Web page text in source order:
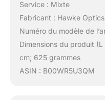
Service : Mixte
Fabricant : Hawke Optics
Numéro du modèle de
Dimensions du produit
cm; 625 grammes
ASIN : B00WR5U3QM